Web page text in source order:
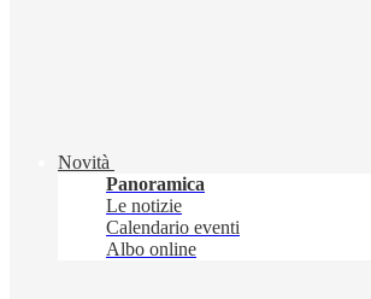
Novità
Panoramica
Le notizie
Calendario eventi
Albo online